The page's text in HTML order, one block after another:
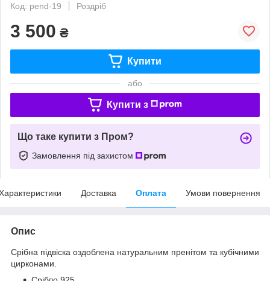
Код: pend-19
Роздріб
3 500 ₴
Купити
або
Купити з
Що таке купити з Пром?
Замовлення під захистом
Доставка Оплата Умови повернення
Опис
Срібна підвіска оздоблена натуральним пренітом та кубічними
цирконами.